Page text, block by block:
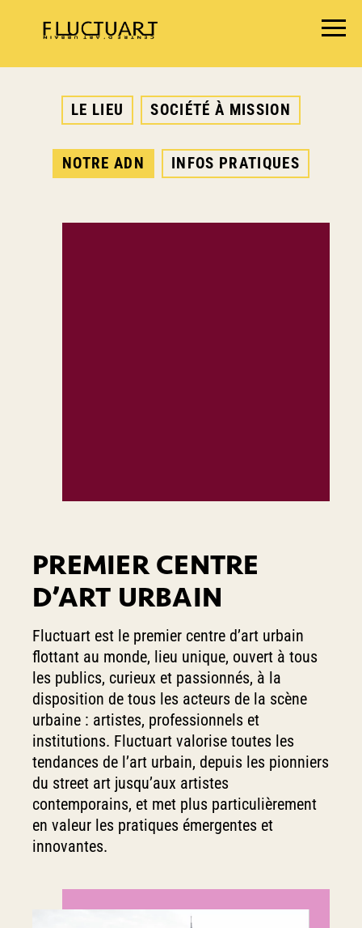
AGENDA
FOOD & DRINK
LE LIEU SOCIÉTÉ À MISSION
NOTRE ADN INFOS PRATIQUES
PREMIER CENTRE
D’ART URBAIN
Fluctuart est le premier centre d’art urbain
flottant au monde, lieu unique, ouvert à tous
les publics, curieux et passionnés, à la
disposition de tous les acteurs de la scène
urbaine : artistes, professionnels et
institutions. Fluctuart valorise toutes les
tendances de l’art urbain, depuis les pionniers
du street art jusqu’aux artistes
contemporains, et met plus particulièrement
en valeur les pratiques émergentes et
innovantes.